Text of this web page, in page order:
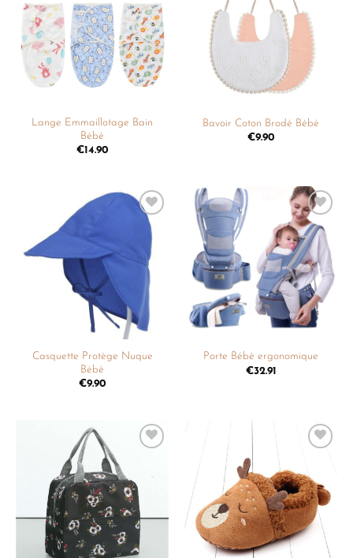
à la
liste de
souhaits
Lange Emmaillotage Bain
Bébé
€14.90
liste de
souhaits
Bavoir Coton Brodé Bébé
€9.90
Ajouter
liste de
souhaits
Casquette Protège Nuque
Bébé
€9.90
Ajouter
à la
liste de
souhaits
Porte Bébé ergonomique
€32.91
liste de
souhaits
liste de
souhaits